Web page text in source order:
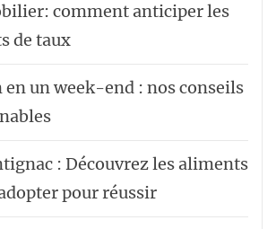
comment anticiper les
de taux
un week-end : nos conseils
: Découvrez les aliments
pour réussir